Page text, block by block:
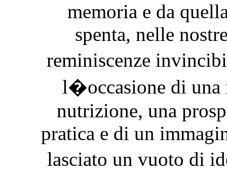
memoria e da
spenta, nelle
reminiscenze
l�occasione di
nutrizione, una
pratica e di un
lasciato un vuoto di